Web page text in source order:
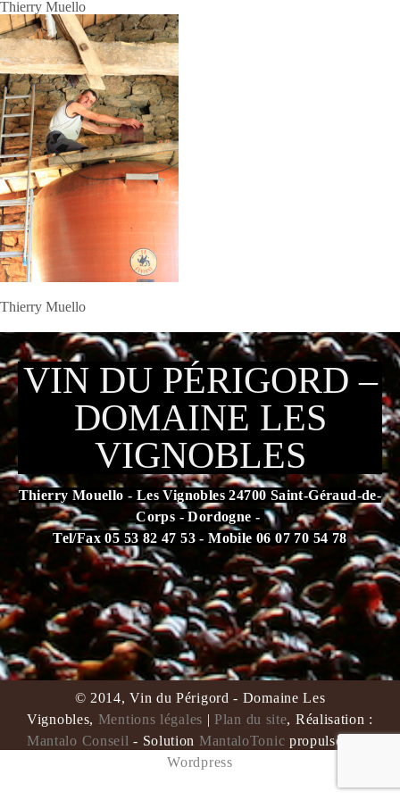
Thierry Muello
Thierry Muello
VIN DU PÉRIGORD –
DOMAINE LES
VIGNOBLES
Thierry Mouello - Les Vignobles 24700 Saint-Géraud-de-
Corps - Dordogne -
Tel/Fax 05 53 82 47 53 - Mobile 06 07 70 54 78
L'abus d'alcool est dangereux pour la santé. À consommer
avec modération.
© 2014, Vin du Périgord - Domaine Les
Vignobles, Mentions légales | Plan du site, Réalisation :
Mantalo Conseil - Solution MantaloTonic propulsée par
Wordpress